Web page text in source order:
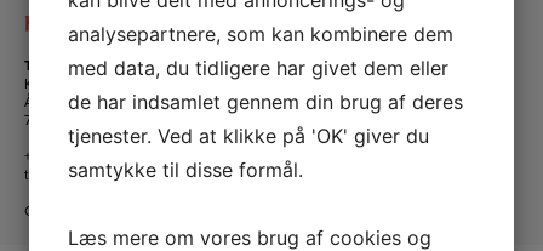
Kontakt os
Tante Andante Hus
KFUM og KFUK i Lemvig
Ågade 5
7620 Lemvig
+45 20 16 24 11
tanteandante@kfum-kfuk.dk
CVR: 30771397
analysepartnere, som kan kombinere dem
med data, du tidligere har givet dem eller
de har indsamlet gennem din brug af deres
tjenester. Ved at klikke på 'OK' giver du
samtykke til disse formål.
Læs mere om vores brug af cookies og